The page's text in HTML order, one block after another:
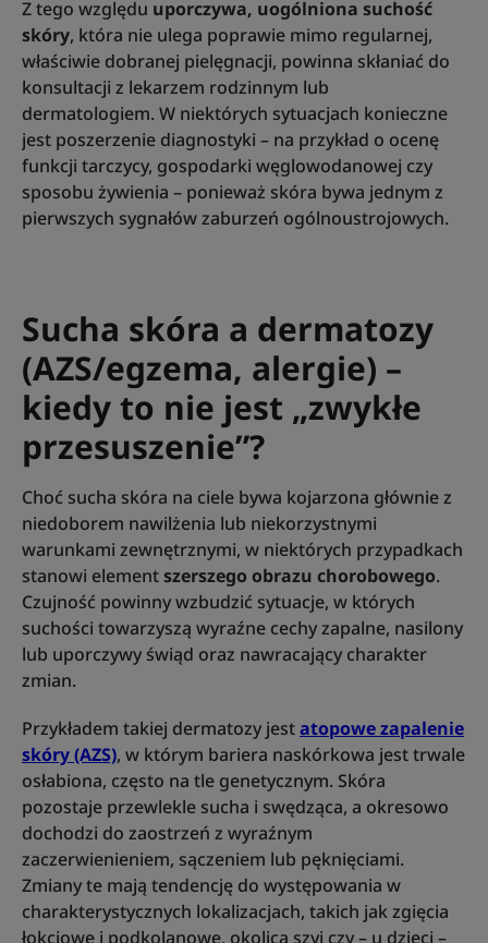
Z tego względu uporczywa, uogólniona suchość
skóry, która nie ulega poprawie mimo regularnej,
właściwie dobranej pielęgnacji, powinna skłaniać do
konsultacji z lekarzem rodzinnym lub
dermatologiem. W niektórych sytuacjach konieczne
jest poszerzenie diagnostyki – na przykład o ocenę
funkcji tarczycy, gospodarki węglowodanowej czy
sposobu żywienia – ponieważ skóra bywa jednym z
pierwszych sygnałów zaburzeń ogólnoustrojowych.
Sucha skóra a dermatozy
(AZS/egzema, alergie) –
kiedy to nie jest „zwykłe
przesuszenie”?
Choć sucha skóra na ciele bywa kojarzona głównie z
niedoborem nawilżenia lub niekorzystnymi
warunkami zewnętrznymi, w niektórych przypadkach
stanowi elementszerszego obrazu chorobowego.
Czujność powinny wzbudzić sytuacje, w których
suchości towarzyszą wyraźne cechy zapalne, nasilony
lub uporczywy świąd oraz nawracający charakter
zmian.
Przykładem takiej dermatozy jestatopowe zapalenie
skóry (AZS), w którym bariera naskórkowa jest trwale
osłabiona, często na tle genetycznym. Skóra
pozostaje przewlekle sucha i swędząca, a okresowo
dochodzi do zaostrzeń z wyraźnym
zaczerwienieniem, sączeniem lub pęknięciami.
Zmiany te mają tendencję do występowania w
charakterystycznych lokalizacjach, takich jak zgięcia
łokciowe i podkolanowe, okolica szyi czy – u dzieci –